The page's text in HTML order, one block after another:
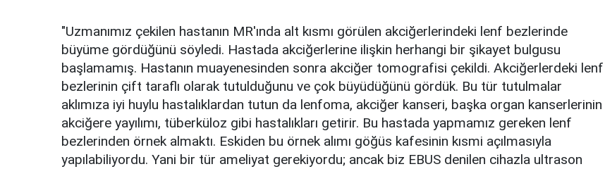
"Uzmanımız çekilen hastanın MR'ında alt kısmı görülen akciğerlerindeki lenf bezlerinde
büyüme gördüğünü söyledi. Hastada akciğerlerine ilişkin herhangi bir şikayet bulgusu
başlamamış. Hastanın muayenesinden sonra akciğer tomografisi çekildi. Akciğerlerdeki lenf
bezlerinin çift taraflı olarak tutulduğunu ve çok büyüdüğünü gördük. Bu tür tutulmalar
aklımıza iyi huylu hastalıklardan tutun da lenfoma, akciğer kanseri, başka organ kanserlerinin
akciğere yayılımı, tüberküloz gibi hastalıkları getirir. Bu hastada yapmamız gereken lenf
bezlerinden örnek almaktı. Eskiden bu örnek alımı göğüs kafesinin kısmi açılmasıyla
yapılabiliyordu. Yani bir tür ameliyat gerekiyordu; ancak biz EBUS denilen cihazla ultrason